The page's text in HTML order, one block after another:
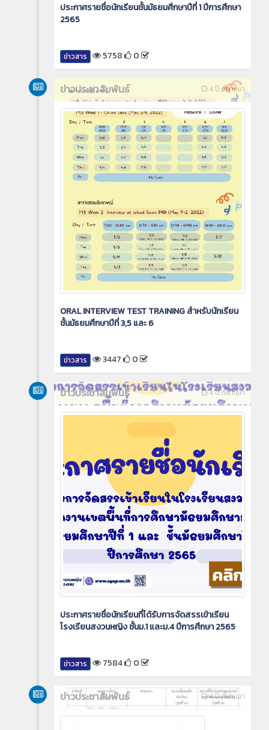
ประกาศรายชื่อนักเรียนชั้นมัธยมศึกษาปีที่ 1 ปีการศึกษา
2565
ข่าวสาร 5758 0
4 ปี ที่ผ่านมา
ข่าวประชาสัมพันธ์
ORAL INTERVIEW TEST TRAINING สำหรับนักเรียน
ชั้นมัธยมศึกษาปีที่ 3,5 และ 6
ข่าวสาร 3447 0
4 ปี ที่ผ่านมา
ข่าวประชาสัมพันธ์
ประกาศรายชื่อนักเรียนที่ได้รับการจัดสรรเข้าเรียน
โรงเรียนสงวนหญิง ชั้นม.1 และม.4 ปีการศึกษา 2565
ข่าวสาร 7584 0
4 ปี ที่ผ่านมา
ข่าวประชาสัมพันธ์